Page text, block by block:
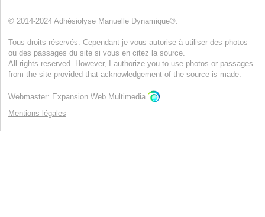
© 2014-2024 Adhésiolyse Manuelle Dynamique®.
Tous droits réservés. Cependant je vous autorise à utiliser des photos
ou des passages du site si vous en citez la source.
All rights reserved. However, I authorize you to use photos or passages
from the site provided that acknowledgement of the source is made.
Webmaster: Expansion Web Multimedia
Mentions légales